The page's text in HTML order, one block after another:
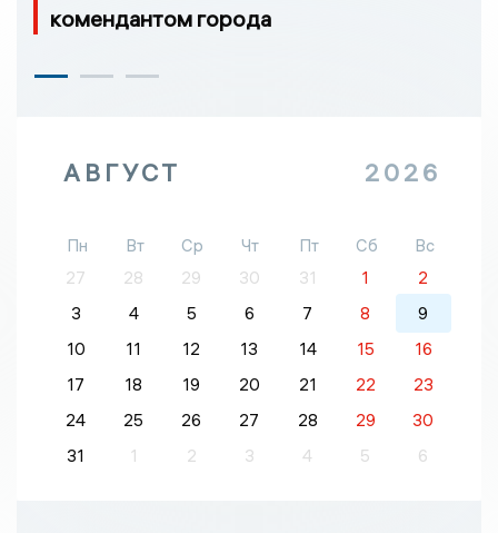
комендантом города
АВГУСТ 2026
Пн Вт Ср Чт Пт Сб
Вс
27
28 29 30 31 1
2
3
4 5 6 7 8
9
10
11 12 13 14 15
16
17
18 19 20 21 22
23
24
25 26 27 28 29
30
31
1 2 3 4 5 6